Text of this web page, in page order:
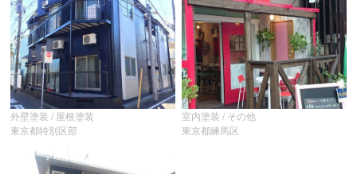
外壁塗装 / 屋根塗装
東京都特別区部
室内塗装 / その他
東京都練馬区